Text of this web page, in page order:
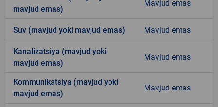
mavjud emas)
Mavjud emas
Suv (mavjud yoki mavjud emas) Mavjud emas
Kanalizatsiya (mavjud yoki
mavjud emas)
Mavjud emas
Kommunikatsiya (mavjud yoki
mavjud emas)
Mavjud emas